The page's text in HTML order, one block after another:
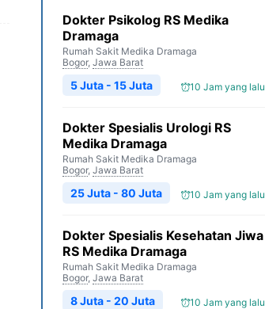
Dokter Psikolog RS Medika
Dramaga
Rumah Sakit Medika Dramaga
Bogor, Jawa Barat
10 Jam yang lalu
5 Juta - 15 Juta
Dokter Spesialis Urologi RS
Medika Dramaga
Rumah Sakit Medika Dramaga
Bogor, Jawa Barat
10 Jam yang lalu
25 Juta - 80 Juta
Dokter Spesialis Kesehatan Jiwa
RS Medika Dramaga
Rumah Sakit Medika Dramaga
Bogor, Jawa Barat
10 Jam yang lalu
8 Juta - 20 Juta